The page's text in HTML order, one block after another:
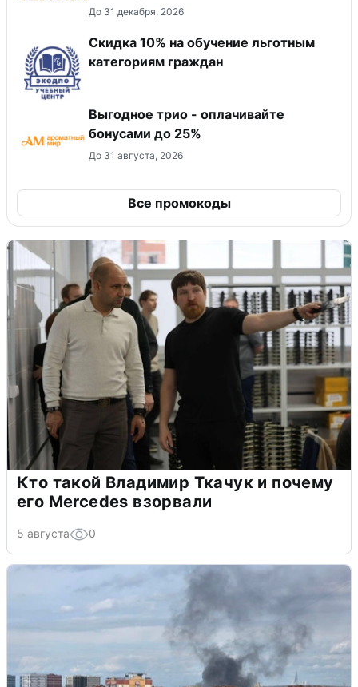
До 31 декабря, 2026
Скидка 10% на обучение льготным
категориям граждан
Выгодное трио - оплачивайте
бонусами до 25%
До 31 августа, 2026
Все промокоды
Кто такой Владимир Ткачук и почему
его Mercedes взорвали
5 августа 0